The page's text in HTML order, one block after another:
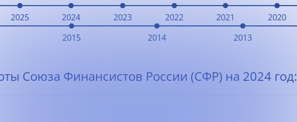
2025 2024 2023 2022 2021 2020
2015 2014 2013
Союза Финансистов России (СФР) на 2024 год: